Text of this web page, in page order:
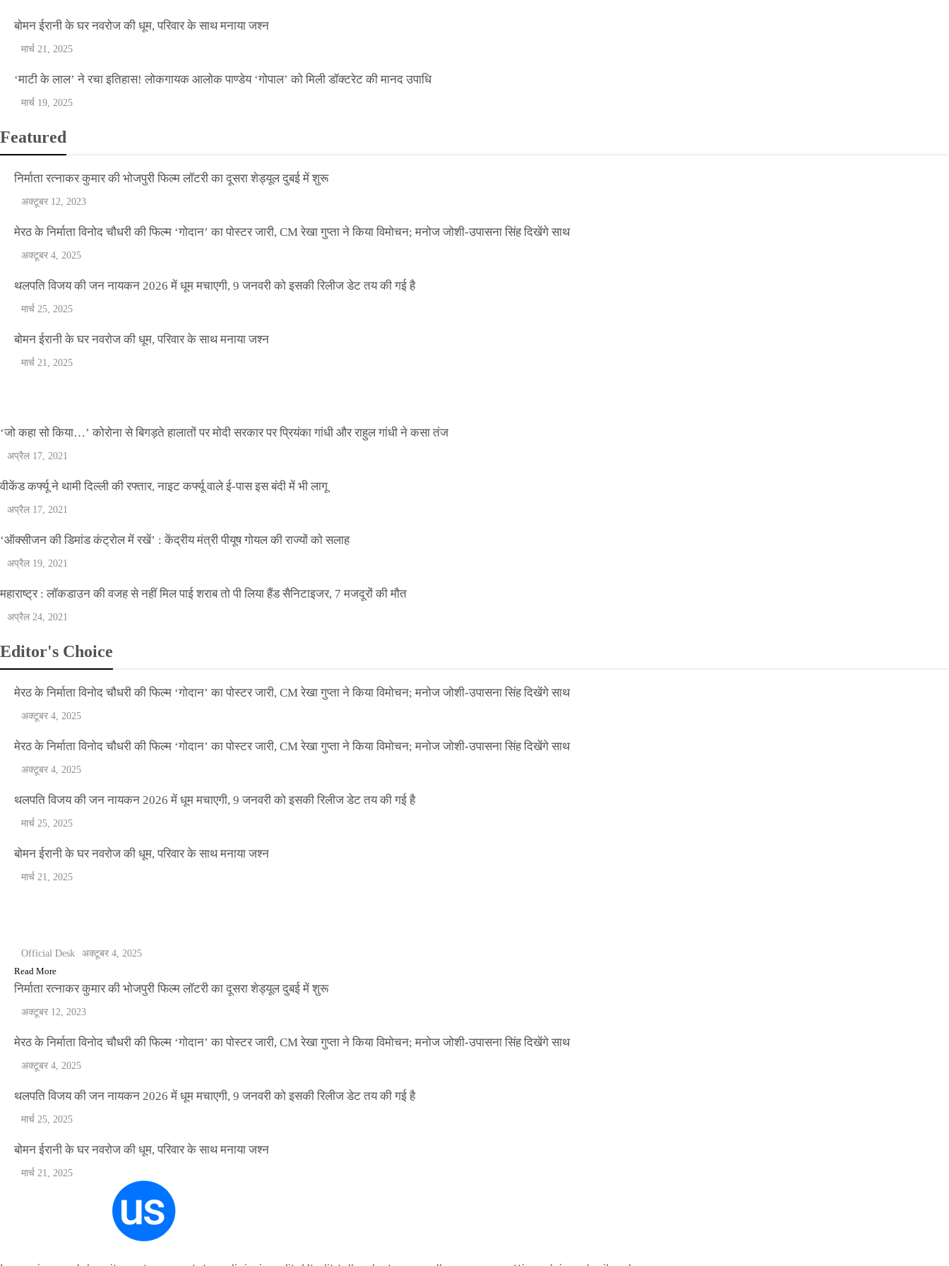
बोमन ईरानी के घर नवरोज की धूम, परिवार के साथ मनाया जश्न
मार्च 21, 2025
‘माटी के लाल’ ने रचा इतिहास! लोकगायक आलोक पाण्डेय ‘गोपाल’ को मिली डॉक्टरेट की मानद उपाधि
मार्च 19, 2025
Featured
निर्माता रत्नाकर कुमार की भोजपुरी फिल्म लॉटरी का दूसरा शेड्यूल दुबई में शुरू
अक्टूबर 12, 2023
मेरठ के निर्माता विनोद चौधरी की फिल्म ‘गोदान’ का पोस्टर जारी, CM रेखा गुप्ता ने किया विमोचन; मनोज जोशी-उपासना सिंह दिखेंगे साथ
अक्टूबर 4, 2025
थलपति विजय की जन नायकन 2026 में धूम मचाएगी, 9 जनवरी को इसकी रिलीज डेट तय की गई है
मार्च 25, 2025
बोमन ईरानी के घर नवरोज की धूम, परिवार के साथ मनाया जश्न
मार्च 21, 2025
वीकेंड कर्फ्यू ने थामी दिल्ली की रफ्तार, नाइट कर्फ्यू वाले ई-पास इस बंदी में भी लागू
Official Desk
‘जो कहा सो किया…’ कोरोना से बिगड़ते हालातों पर मोदी सरकार पर प्रियंका गांधी और राहुल गांधी ने कसा तंज
अप्रैल 17, 2021
वीकेंड कर्फ्यू ने थामी दिल्ली की रफ्तार, नाइट कर्फ्यू वाले ई-पास इस बंदी में भी लागू
अप्रैल 17, 2021
‘ऑक्सीजन की डिमांड कंट्रोल में रखें’ : केंद्रीय मंत्री पीयूष गोयल की राज्यों को सलाह
अप्रैल 19, 2021
महाराष्ट्र : लॉकडाउन की वजह से नहीं मिल पाई शराब तो पी लिया हैंड सैनिटाइजर, 7 मजदूरों की मौत
अप्रैल 24, 2021
Editor's Choice
मेरठ के निर्माता विनोद चौधरी की फिल्म ‘गोदान’ का पोस्टर जारी, CM रेखा गुप्ता ने किया विमोचन; मनोज जोशी-उपासना सिंह दिखेंगे साथ
अक्टूबर 4, 2025
मेरठ के निर्माता विनोद चौधरी की फिल्म ‘गोदान’ का पोस्टर जारी, CM रेखा गुप्ता ने किया विमोचन; मनोज जोशी-उपासना सिंह दिखेंगे साथ
अक्टूबर 4, 2025
थलपति विजय की जन नायकन 2026 में धूम मचाएगी, 9 जनवरी को इसकी रिलीज डेट तय की गई है
मार्च 25, 2025
बोमन ईरानी के घर नवरोज की धूम, परिवार के साथ मनाया जश्न
मार्च 21, 2025
NEWS
बॉलीवुड के बाद अब डिफेंस टाइकून साहिल लूथरा को मिली जान से मारने की
धमकियाँ : सेलिब्रिटी टारगेटिंग जैसा हूबहू पैटर्न का खुलासा
Official Desk
Official Desk
अक्टूबर 4, 2025
Read More
निर्माता रत्नाकर कुमार की भोजपुरी फिल्म लॉटरी का दूसरा शेड्यूल दुबई में शुरू
अक्टूबर 12, 2023
मेरठ के निर्माता विनोद चौधरी की फिल्म ‘गोदान’ का पोस्टर जारी, CM रेखा गुप्ता ने किया विमोचन; मनोज जोशी-उपासना सिंह दिखेंगे साथ
अक्टूबर 4, 2025
थलपति विजय की जन नायकन 2026 में धूम मचाएगी, 9 जनवरी को इसकी रिलीज डेट तय की गई है
मार्च 25, 2025
बोमन ईरानी के घर नवरोज की धूम, परिवार के साथ मनाया जश्न
मार्च 21, 2025